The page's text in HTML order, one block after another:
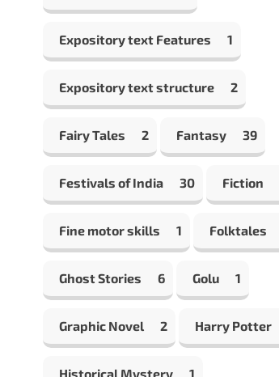
Expository text Features 1
Expository text structure 2
Fairy Tales 2 Fantasy 39
Festivals of India 30 Fiction
Fine motor skills 1 Folktales
Ghost Stories 6 Golu 1
Graphic Novel 2 Harry Potter
Historical Mystery 1